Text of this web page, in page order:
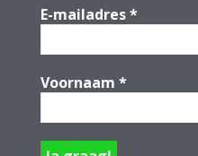
E-mailadres*
Voornaam *